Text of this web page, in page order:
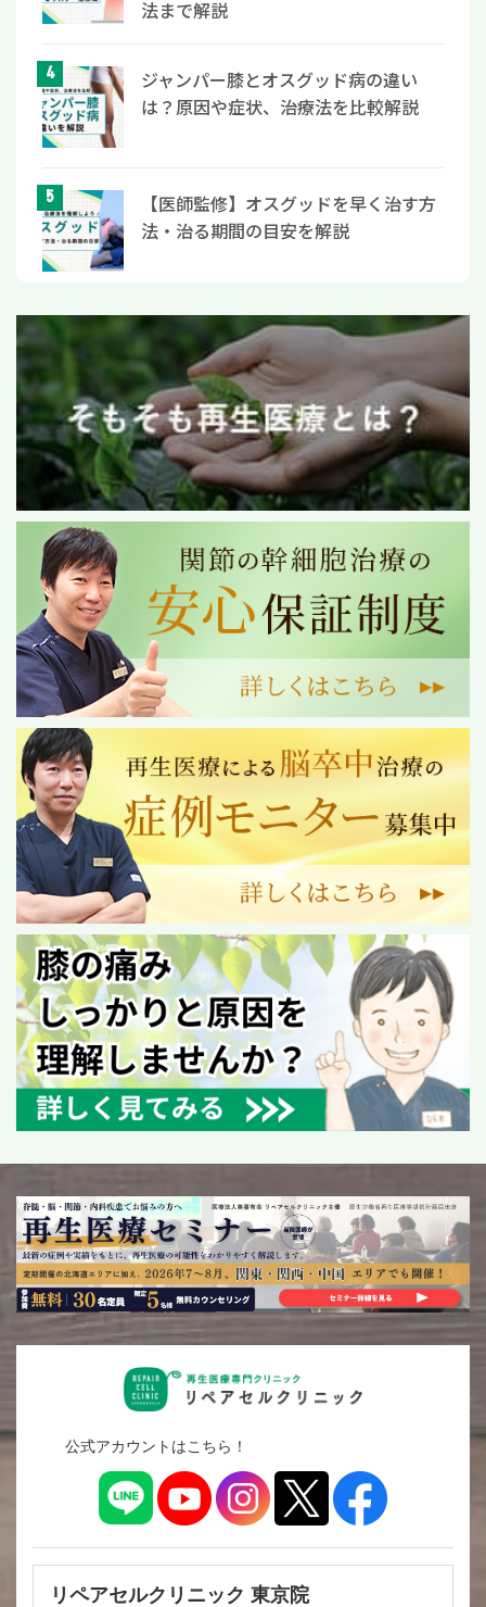
法まで解説
ジャンパー膝とオスグッド病の違い
は？原因や症状、治療法を比較解説
【医師監修】オスグッドを早く治す方
法・治る期間の目安を解説
公式アカウントはこちら！
リペアセルクリニック 東京院